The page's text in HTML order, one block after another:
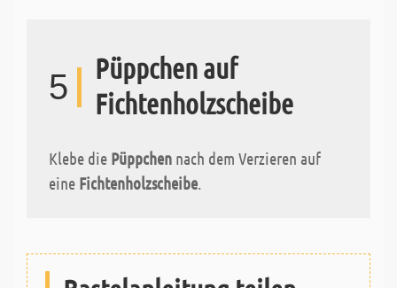
5
Püppchen auf
Fichtenholzscheibe
Klebe die Püppchen nach dem Verzieren auf
eine Fichtenholzscheibe.